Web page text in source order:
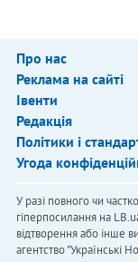
Про нас
Реклама на сайті
Івенти
Редакція
Політики і
Угода
У разі повного чи
гіперпосилання на
відтворення або інше
агентство "Українськi